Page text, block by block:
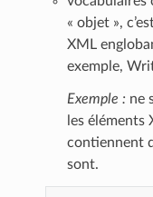
« objet »,
XML
exemple,
Exemple : ne
les éléments
contiennent
sont.